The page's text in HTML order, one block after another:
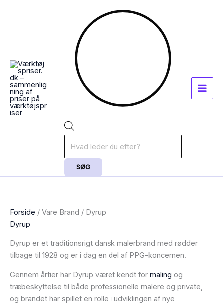
SØG
Forside / Vare Brand / Dyrup
Dyrup
Dyrup er et traditionsrigt dansk malerbrand med rødder
tilbage til 1928 og er i dag en del af PPG-koncernen.
Gennem årtier har Dyrup været kendt for maling og
træbeskyttelse til både professionelle malere og private,
og brandet har spillet en rolle i udviklingen af nye
popularitet